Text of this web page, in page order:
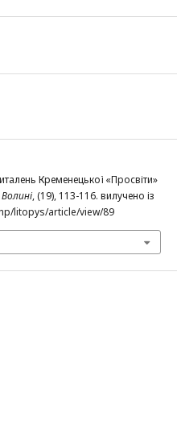
Кременецької «Просвіти»
, (19), 113-116. вилучено із
litopys/article/view/89